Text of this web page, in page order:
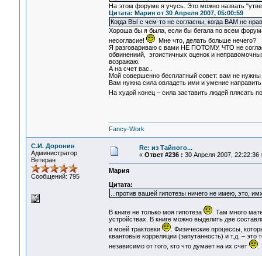
На этом форуме я учусь. Это можно назвать
Цитата: Мария от 30 Апреля 2007, 05:00:59
Когда ВЫ с чем-то не согласны, когда ВАМ не
Хороша бы я была, если бы бегала по всем
несогласие!
Мне что, делать больше нечего?
Я разговариваю с вами НЕ ПОТОМУ, ЧТО не
обвинениий, эгоистичных оценок и
возражаю.
А на счет вас..
Мой совершенно бесплатный совет: вам не
Вам нужна сила овладеть ими и умение
На худой конец – сила заставить людей плясать
Fancy-Work
С.И. Доронин
Администратор
Ветеран
Сообщений: 795
Re: из Тайного...
« Ответ #236 : 30 Апреля 2007, 22:22:36
Мария
Цитата:
...против вашей гипотезы ничего не имею, это,
В книге не только моя гипотеза
. Там много
устройствах. В книге можно выделить две
и моей трактовки
. Физические процессы,
квантовые корреляции (запутанность) и т.д. –
независимо от того, кто что думает на их счет
.